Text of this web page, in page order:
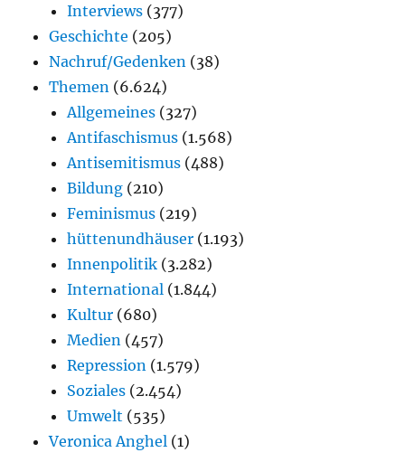
Interviews (377)
Geschichte (205)
Nachruf/Gedenken (38)
Themen (6.624)
Allgemeines (327)
Antifaschismus (1.568)
Antisemitismus (488)
Bildung (210)
Feminismus (219)
hüttenundhäuser (1.193)
Innenpolitik (3.282)
International (1.844)
Kultur (680)
Medien (457)
Repression (1.579)
Soziales (2.454)
Umwelt (535)
Veronica Anghel (1)